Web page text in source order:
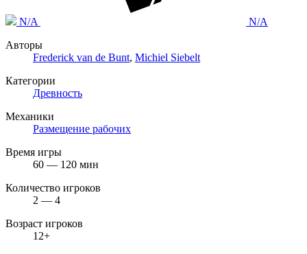
N/A
N/A
Авторы
Frederick van de Bunt, Michiel Siebelt
Категории
Древность
Механики
Размещение рабочих
Время игры
60 — 120 мин
Количество игроков
2 — 4
Возраст игроков
12+